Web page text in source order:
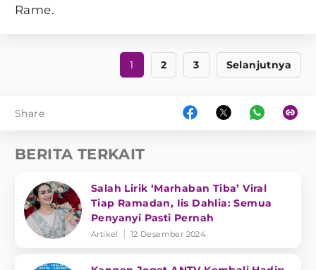
Rame.
1 2 3 Selanjutnya
Share
BERITA TERKAIT
Salah Lirik ‘Marhaban Tiba’ Viral
Tiap Ramadan, Iis Dahlia: Semua
Penyanyi Pasti Pernah
Artikel 12 Desember 2024